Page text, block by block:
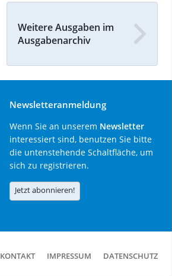
Weitere Ausgaben im
Ausgabenarchiv
Newsletteranmeldung
Wenn Sie an unserem Newsletter
interessiert sind, benutzen Sie bitte
die untenstehende Schaltfläche, um
sich zu registrieren.
Jetzt abonnieren!
KONTAKT IMPRESSUM DATENSCHUTZ